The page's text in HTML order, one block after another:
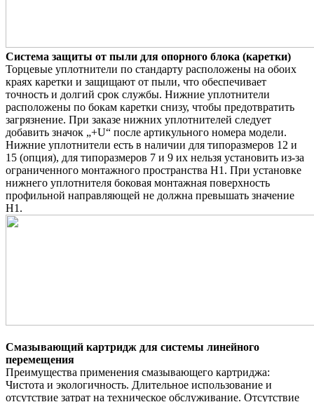
Система защиты от пыли для опорного блока (каретки)
Торцевые уплотнители по стандарту расположены на обоих
краях каретки и защищают от пыли, что обеспечивает
точность и долгий срок службы. Нижние уплотнители
расположены по бокам каретки снизу, чтобы предотвратить
загрязнение. При заказе нижних уплотнителей следует
добавить значок „+U“ после артикульного номера модели.
Нижние уплотнители есть в наличии для типоразмеров 12 и
15 (опция), для типоразмеров 7 и 9 их нельзя установить из-за
ограниченного монтажного пространства H1. При установке
нижнего уплотнителя боковая монтажная поверхность
профильной направляющей не должна превышать значение
H1.
Смазывающий картридж для системы линейного
перемещения
Преимущества применения смазывающего картриджа:
Чистота и экологичность. Длительное использование и
отсутствие затрат на техническое обслуживание. Отсутствие